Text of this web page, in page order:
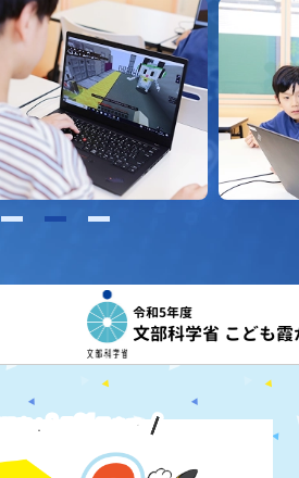
こども霞が関見学デー 参画
定！8月 31 まで